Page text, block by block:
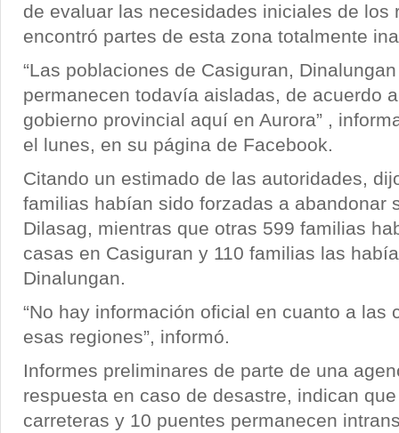
de evaluar las necesidades iniciales de los
encontró partes de esta zona totalmente
“Las poblaciones de Casiguran,
permanecen todavía aisladas, de acuerdo
gobierno provincial aquí en Aurora” ,
el lunes, en su página de Facebook.
Citando un estimado de las autoridades,
familias habían sido forzadas a abandonar
Dilasag, mientras que otras 599 familias
casas en Casiguran y 110 familias las
Dinalungan.
“No hay información oficial en cuanto a las
esas regiones”, informó.
Informes preliminares de parte de una
respuesta en caso de desastre, indican
carreteras y 10 puentes permanecen